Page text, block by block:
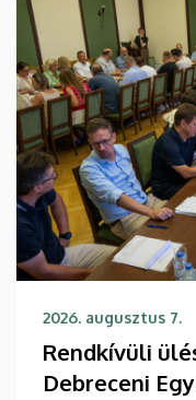
2026. augusztus 7.
Rendkívüli
Debreceni